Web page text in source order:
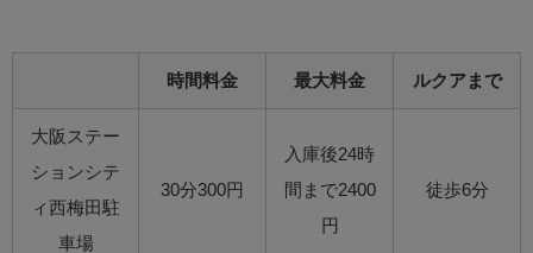
時間料金 最大料金 ルクアまで
大阪ステー
ションシテ
ィ西梅田駐
車場
30分300円
入庫後24時
間まで2400
円
徒歩6分